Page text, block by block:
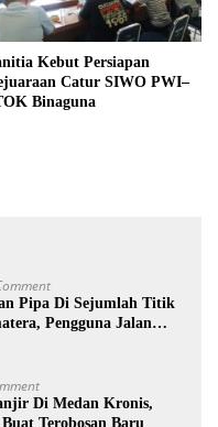
Kebut Persiapan
Catur SIWO PWI–
Binaguna
Pipa Di Sejumlah Titik
Pengguna Jalan
Di Medan Kronis,
Terobosan Baru